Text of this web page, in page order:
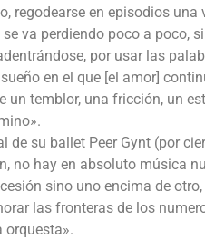
regodearse en episodios
va perdiendo poco a
por usar las
en el que [el amor]
un temblor, una fricción, un
de su ballet Peer Gynt (por
no hay en absoluto música
sino uno encima de
las fronteras de los
orquesta».